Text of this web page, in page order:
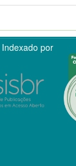
Indexado por